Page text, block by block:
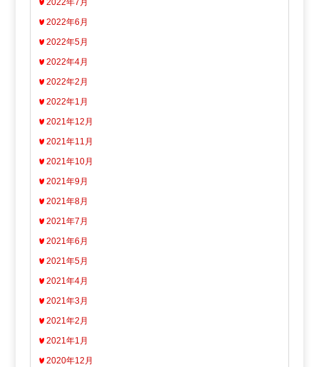
2022年7月
2022年6月
2022年5月
2022年4月
2022年2月
2022年1月
2021年12月
2021年11月
2021年10月
2021年9月
2021年8月
2021年7月
2021年6月
2021年5月
2021年4月
2021年3月
2021年2月
2021年1月
2020年12月